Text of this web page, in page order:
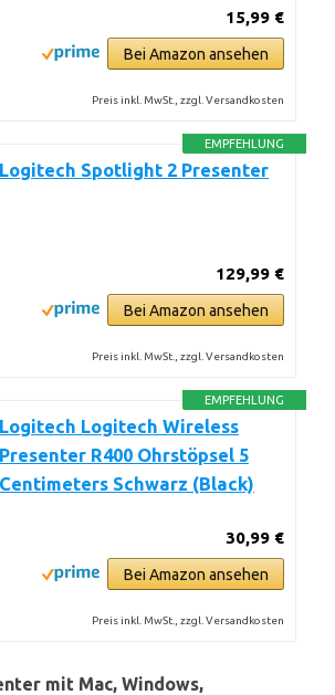
15,99 €
Bei Amazon ansehen
Preis inkl. MwSt., zzgl. Versandkosten
EMPFEHLUNG
Logitech Spotlight 2 Presenter
129,99 €
Bei Amazon ansehen
Preis inkl. MwSt., zzgl. Versandkosten
EMPFEHLUNG
Logitech Logitech Wireless
Presenter R400 Ohrstöpsel 5
Centimeters Schwarz (Black)
30,99 €
Bei Amazon ansehen
Preis inkl. MwSt., zzgl. Versandkosten
mit Mac, Windows,